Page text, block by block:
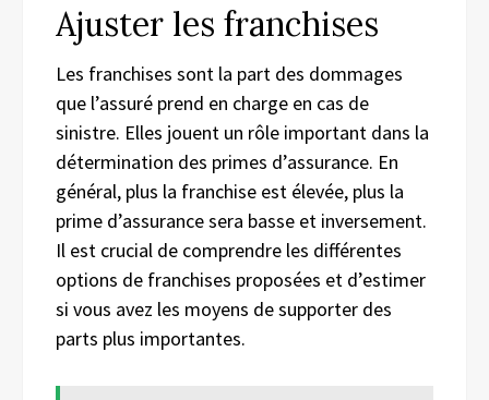
Ajuster les franchises
Les franchises sont la part des dommages
que l’assuré prend en charge en cas de
sinistre. Elles jouent un rôle important dans la
détermination des primes d’assurance. En
général, plus la franchise est élevée, plus la
prime d’assurance sera basse et inversement.
Il est crucial de comprendre les différentes
options de franchises proposées et d’estimer
si vous avez les moyens de supporter des
parts plus importantes.